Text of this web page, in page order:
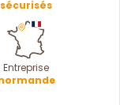
sécurisés
Entreprise